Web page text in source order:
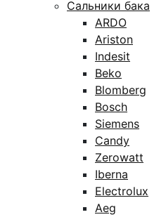
Сальники бака
ARDO
Ariston
Indesit
Beko
Blomberg
Bosch
Siemens
Candy
Zerowatt
Iberna
Electrolux
Aeg